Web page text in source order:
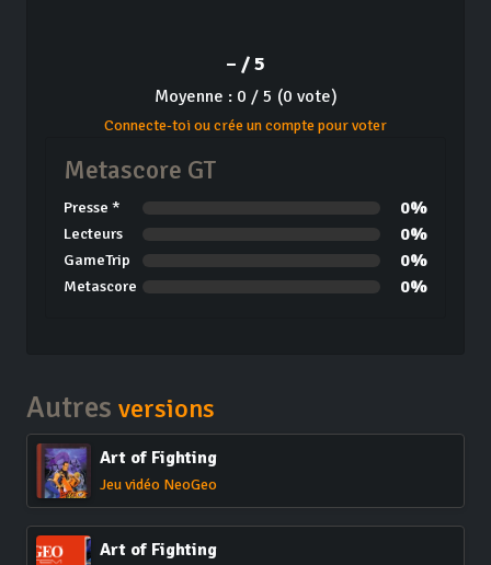
– / 5
Moyenne : 0 / 5 (0 vote)
Connecte-toi ou crée un compte pour voter
Metascore GT
Presse * 0%
Lecteurs 0%
GameTrip 0%
Metascore 0%
Autres versions
Art of Fighting
Jeu vidéo NeoGeo
Art of Fighting